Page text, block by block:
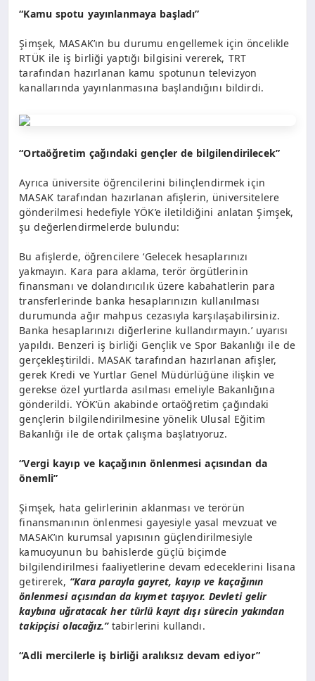
“Kamu spotu yayınlanmaya başladı”
Şimşek, MASAK’ın bu durumu engellemek için öncelikle
RTÜK ile iş birliği yaptığı bilgisini vererek, TRT
tarafından hazırlanan kamu spotunun televizyon
kanallarında yayınlanmasına başlandığını bildirdi.
“Ortaöğretim çağındaki gençler de bilgilendirilecek”
Ayrıca üniversite öğrencilerini bilinçlendirmek için
MASAK tarafından hazırlanan afişlerin, üniversitelere
gönderilmesi hedefiyle YÖK’e iletildiğini anlatan Şimşek,
şu değerlendirmelerde bulundu:
Bu afişlerde, öğrencilere ‘Gelecek hesaplarınızı
yakmayın. Kara para aklama, terör örgütlerinin
finansmanı ve dolandırıcılık üzere kabahatlerin para
transferlerinde banka hesaplarınızın kullanılması
durumunda ağır mahpus cezasıyla karşılaşabilirsiniz.
Banka hesaplarınızı diğerlerine kullandırmayın.’ uyarısı
yapıldı. Benzeri iş birliği Gençlik ve Spor Bakanlığı ile de
gerçekleştirildi. MASAK tarafından hazırlanan afişler,
gerek Kredi ve Yurtlar Genel Müdürlüğüne ilişkin ve
gerekse özel yurtlarda asılması emeliyle Bakanlığına
gönderildi. YÖK’ün akabinde ortaöğretim çağındaki
gençlerin bilgilendirilmesine yönelik Ulusal Eğitim
Bakanlığı ile de ortak çalışma başlatıyoruz.
“Vergi kayıp ve kaçağının önlenmesi açısından da
önemli”
Şimşek, hata gelirlerinin aklanması ve terörün
finansmanının önlenmesi gayesiyle yasal mevzuat ve
MASAK’ın kurumsal yapısının güçlendirilmesiyle
kamuoyunun bu bahislerde güçlü biçimde
bilgilendirilmesi faaliyetlerine devam edeceklerini lisana
getirerek, “Kara parayla gayret, kayıp ve kaçağının
önlenmesi açısından da kıymet taşıyor. Devleti gelir
kaybına uğratacak her türlü kayıt dışı sürecin yakından
takipçisi olacağız.”tabirlerini kullandı.
“Adli mercilerle iş birliği aralıksız devam ediyor”